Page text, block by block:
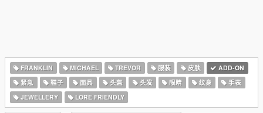
FRANKLIN MICHAEL TREVOR 服装 皮肤
ADD-ON
紧急
鞋子 面具 头盔 头发 眼睛 纹身
手表
JEWELLERY
LORE FRIENDLY